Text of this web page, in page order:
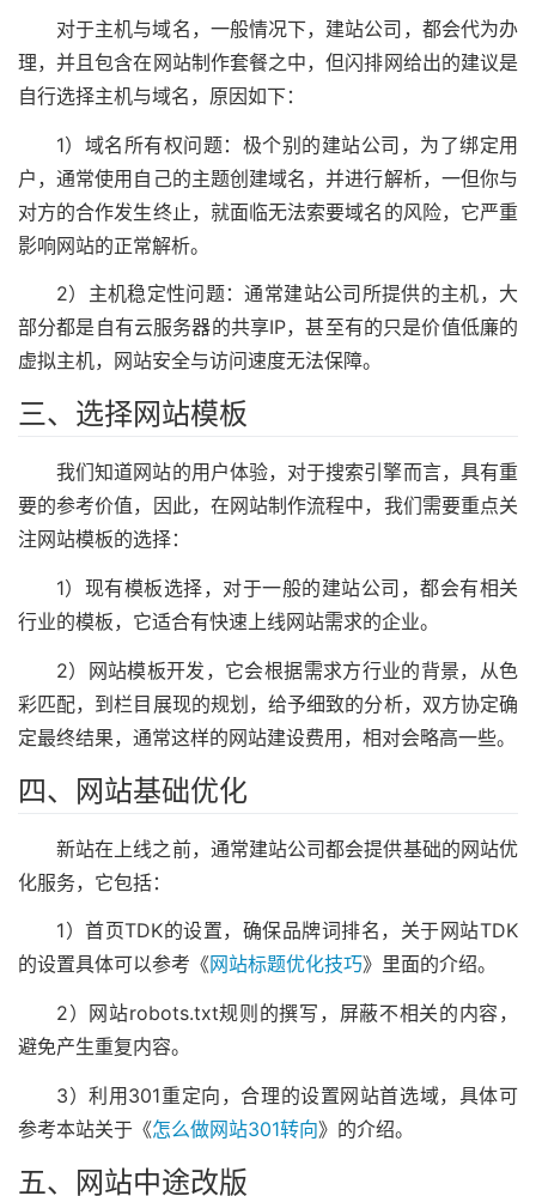
对于主机与域名，一般情况下，建站公司，都会代为办
理，并且包含在网站制作套餐之中，但闪排网给出的建议是
自行选择主机与域名，原因如下：
1）域名所有权问题：极个别的建站公司，为了绑定用
户，通常使用自己的主题创建域名，并进行解析，一但你与
对方的合作发生终止，就面临无法索要域名的风险，它严重
影响网站的正常解析。
2）主机稳定性问题：通常建站公司所提供的主机，大
部分都是自有云服务器的共享IP，甚至有的只是价值低廉的
虚拟主机，网站安全与访问速度无法保障。
三、选择网站模板
我们知道网站的用户体验，对于搜索引擎而言，具有重
要的参考价值，因此，在网站制作流程中，我们需要重点关
注网站模板的选择：
1）现有模板选择，对于一般的建站公司，都会有相关
行业的模板，它适合有快速上线网站需求的企业。
2）网站模板开发，它会根据需求方行业的背景，从色
彩匹配，到栏目展现的规划，给予细致的分析，双方协定确
定最终结果，通常这样的网站建设费用，相对会略高一些。
四、网站基础优化
新站在上线之前，通常建站公司都会提供基础的网站优
化服务，它包括：
1）首页TDK的设置，确保品牌词排名，关于网站TDK
的设置具体可以参考《网站标题优化技巧》里面的介绍。
2）网站robots.txt规则的撰写，屏蔽不相关的内容，
避免产生重复内容。
3）利用301重定向，合理的设置网站首选域，具体可
参考本站关于《怎么做网站301转向》的介绍。
五、网站中途改版